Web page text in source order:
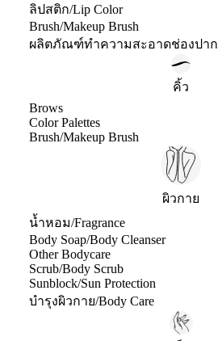
ลิปสติก/Lip Color
Brush/Makeup Brush
ผลิตภัณฑ์ทำความสะอาดช่องปาก
คิ้ว
Brows
Color Palettes
Brush/Makeup Brush
ผิวกาย
น้ำหอม/Fragrance
Body Soap/Body Cleanser
Other Bodycare
Scrub/Body Scrub
Sunblock/Sun Protection
บำรุงผิวกาย/Body Care